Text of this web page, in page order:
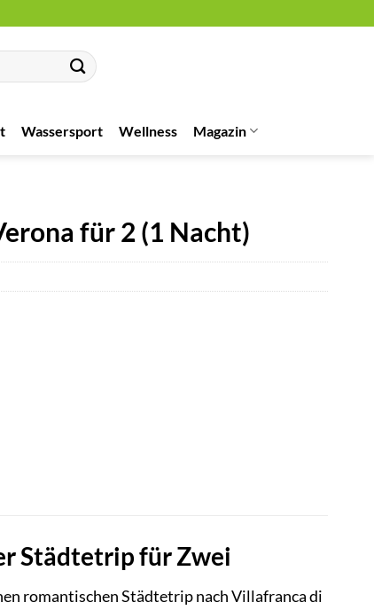
Wassersport Wellness Magazin
für 2 (1 Nacht)
Städtetrip für Zwei
romantischen Städtetrip nach Villafranca di